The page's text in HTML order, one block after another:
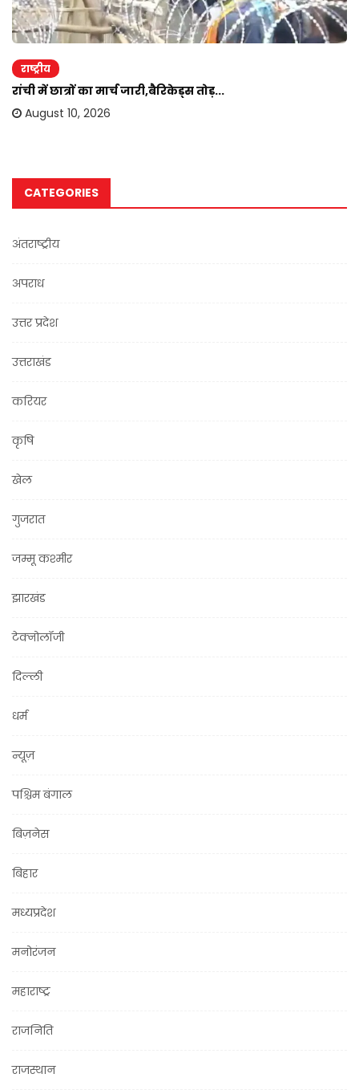
राष्ट्रीय
रांची में छात्रों का मार्च जारी,बैरिकेड्स तोड़...
August 10, 2026
CATEGORIES
अंतराष्ट्रीय
अपराध
उत्तर प्रदेश
उत्तराखंड
करियर
कृषि
खेल
गुजरात
जम्मू कश्मीर
झारखंड
टेक्नोलॉजी
दिल्ली
धर्म
न्यूज़
पश्चिम बंगाल
बिज़नेस
बिहार
मध्यप्रदेश
मनोरंजन
महाराष्ट्र
राजनिति
राजस्थान